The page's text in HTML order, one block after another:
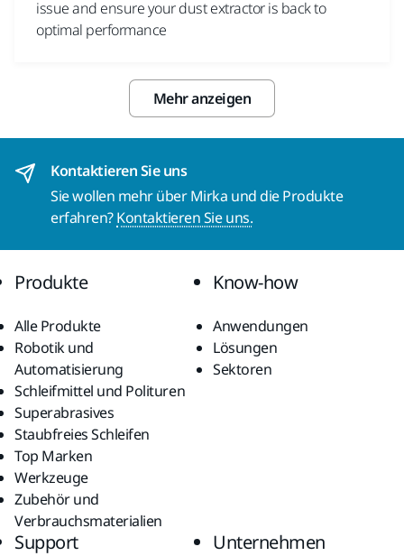
issue and ensure your dust extractor is back to
optimal performance
Mehr anzeigen
Kontaktieren Sie uns
Sie wollen mehr über Mirka und die Produkte
erfahren?Kontaktieren Sie uns.
Produkte
Alle Produkte
Robotik und
Automatisierung
Schleifmittel und Polituren
Superabrasives
Staubfreies Schleifen
Top Marken
Werkzeuge
Zubehör und
Verbrauchsmaterialien
Know-how
Anwendungen
Lösungen
Sektoren
Support Unternehmen